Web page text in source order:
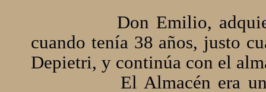
Don Emilio,
cuando tenía 38 años, justo
Depietri, y continúa con el
El Almacén era